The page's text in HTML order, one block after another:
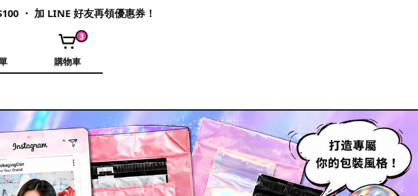
・ 加 LINE 好友再領優惠券！
3
購物車